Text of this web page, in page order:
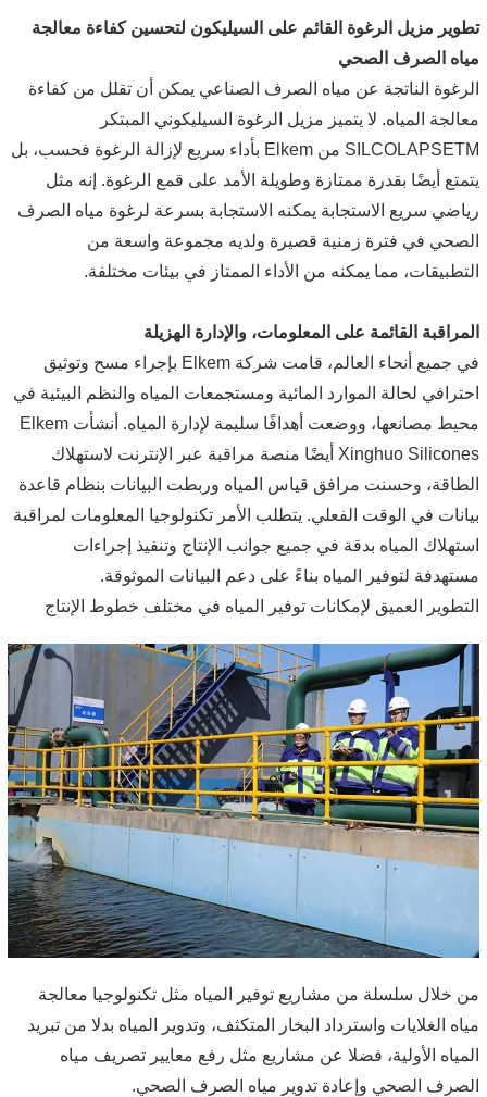
تطوير مزيل الرغوة القائم على السيليكون لتحسين كفاءة معالجة
مياه الصرف الصحي
الرغوة الناتجة عن مياه الصرف الصناعي يمكن أن تقلل من كفاءة
معالجة المياه. لا يتميز مزيل الرغوة السيليكوني المبتكر
SILCOLAPSETM من Elkem بأداء سريع لإزالة الرغوة فحسب، بل
يتمتع أيضًا بقدرة ممتازة وطويلة الأمد على قمع الرغوة. إنه مثل
رياضي سريع الاستجابة يمكنه الاستجابة بسرعة لرغوة مياه الصرف
الصحي في فترة زمنية قصيرة ولديه مجموعة واسعة من
التطبيقات، مما يمكنه من الأداء الممتاز في بيئات مختلفة.
المراقبة القائمة على المعلومات، والإدارة الهزيلة
في جميع أنحاء العالم، قامت شركة Elkem بإجراء مسح وتوثيق
احترافي لحالة الموارد المائية ومستجمعات المياه والنظم البيئية في
محيط مصانعها، ووضعت أهدافًا سليمة لإدارة المياه. أنشأت Elkem
Xinghuo Silicones أيضًا منصة مراقبة عبر الإنترنت لاستهلاك
الطاقة، وحسنت مرافق قياس المياه وربطت البيانات بنظام قاعدة
بيانات في الوقت الفعلي. يتطلب الأمر تكنولوجيا المعلومات لمراقبة
استهلاك المياه بدقة في جميع جوانب الإنتاج وتنفيذ إجراءات
مستهدفة لتوفير المياه بناءً على دعم البيانات الموثوقة.
التطوير العميق لإمكانات توفير المياه في مختلف خطوط الإنتاج
من خلال سلسلة من مشاريع توفير المياه مثل تكنولوجيا معالجة
مياه الغلايات واسترداد البخار المتكثف، وتدوير المياه بدلا من تبريد
المياه الأولية، فضلا عن مشاريع مثل رفع معايير تصريف مياه
الصرف الصحي وإعادة تدوير مياه الصرف الصحي.